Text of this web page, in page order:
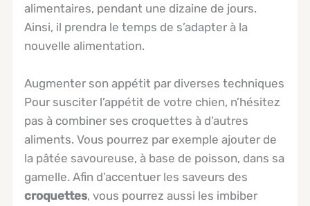
alimentaires, pendant une dizaine de jours.
Ainsi, il prendra le temps de s’adapter à la
nouvelle alimentation.
Augmenter son appétit par diverses techniques
Pour susciter l’appétit de votre chien, n’hésitez
pas à combiner ses croquettes à d’autres
aliments. Vous pourrez par exemple ajouter de
la pâtée savoureuse, à base de poisson, dans sa
gamelle. Afin d’accentuer les saveurs des
croquettes, vous pourrez aussi les imbiber